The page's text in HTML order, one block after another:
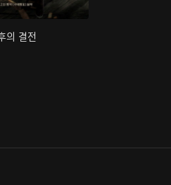
의 결전